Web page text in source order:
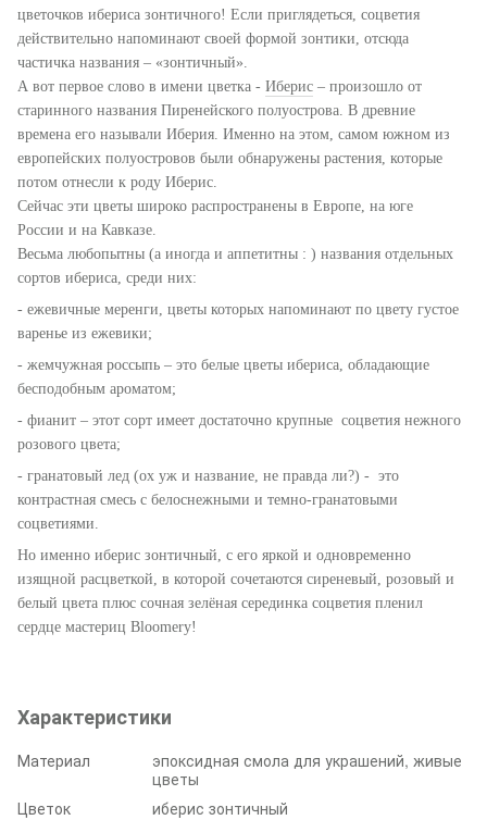
цветочков ибериса зонтичного! Если приглядеться, соцветия
действительно напоминают своей формой зонтики, отсюда
частичка названия – «зонтичный».
А вот первое слово в имени цветка - Иберис – произошло от
старинного названия Пиренейского полуострова. В древние
времена его называли Иберия. Именно на этом, самом южном из
европейских полуостровов были обнаружены растения, которые
потом отнесли к роду Иберис.
Сейчас эти цветы широко распространены в Европе, на юге
России и на Кавказе.
Весьма любопытны (а иногда и аппетитны : ) названия отдельных
сортов ибериса, среди них:
- ежевичные меренги, цветы которых напоминают по цвету густое
варенье из ежевики;
- жемчужная россыпь – это белые цветы ибериса, обладающие
бесподобным ароматом;
- фианит – этот сорт имеет достаточно крупные соцветия нежного
розового цвета;
- гранатовый лед (ох уж и название, не правда ли?) - это
контрастная смесь с белоснежными и темно-гранатовыми
соцветиями.
Но именно иберис зонтичный, с его яркой и одновременно
изящной расцветкой, в которой сочетаются сиреневый, розовый и
белый цвета плюс сочная зелёная серединка соцветия пленил
сердце мастериц Bloomery!
Характеристики
Материал
эпоксидная смола для украшений, живые
цветы
Цветок
иберис зонтичный